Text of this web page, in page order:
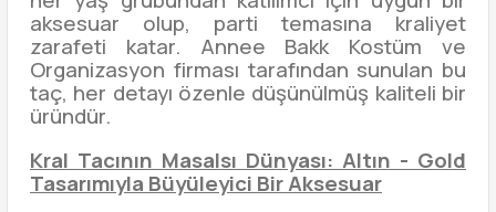
aksesuar olup, parti temasına kraliyet
zarafeti katar. Annee Bakk Kostüm ve
Organizasyon firması tarafından sunulan bu
taç, her detayı özenle düşünülmüş kaliteli bir
üründür.
Kral Tacının Masalsı Dünyası: Altın - Gold
Tasarımıyla Büyüleyici Bir Aksesuar